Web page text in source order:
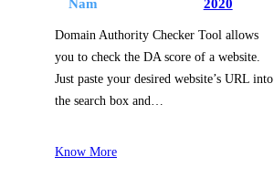
Nam 2020
Domain Authority Checker Tool allows
you to check the DA score of a website.
Just paste your desired website’s URL into
the search box and…
Know More